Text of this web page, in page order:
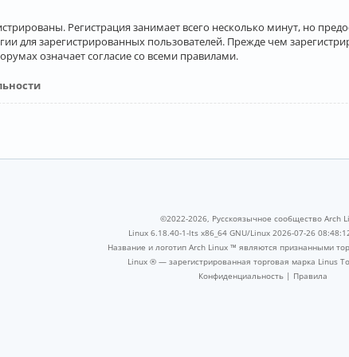
Регистрация занимает всего несколько минут, но
для зарегистрированных пользователей. Прежде чем
означает согласие со всеми правилами.
©2022-2026, Русскоязычное сообщество Arch
Linux 6.18.40-1-lts x86_64 GNU/Linux 2026-07-26
Название и логотип Arch Linux ™ являются признанными
Linux ® — зарегистрированная торговая марка Linus
Конфиденциальность | Правила